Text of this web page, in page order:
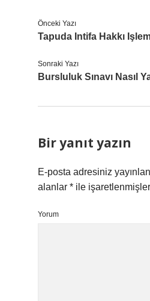
Önceki Yazı
Tapuda Intifa Hakkı
Sonraki Yazı
Bursluluk Sınavı Nasıl
Bir yanıt yazın
E-posta adresiniz
alanlar * ile
Yorum